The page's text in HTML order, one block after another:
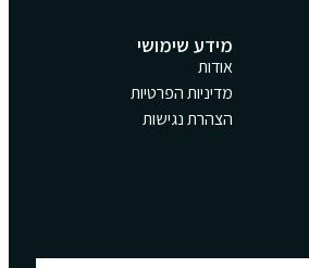
מידע שימושי
אודות
מדיניות הפרטיות
הצהרת נגישות